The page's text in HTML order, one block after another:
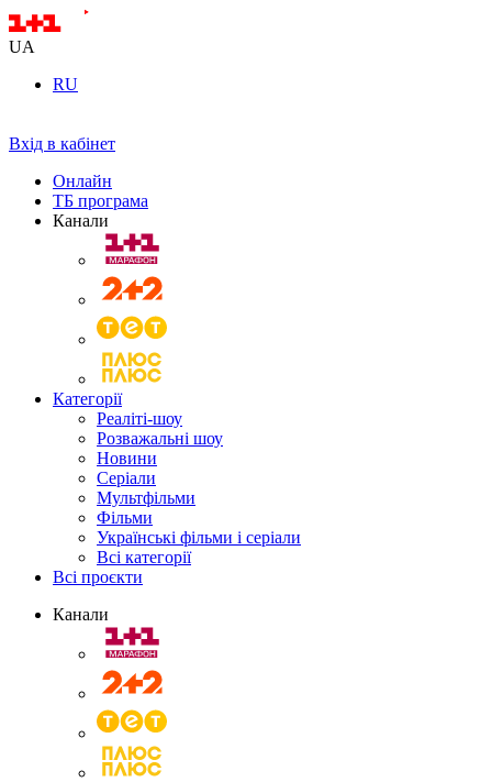
UA
RU
Вхід в кабінет
Онлайн
ТБ програма
Канали
Категорії
Реаліті-шоу
Розважальні шоу
Новини
Серіали
Мультфільми
Фільми
Українські фільми і серіали
Всі категорії
Всі проєкти
Канали